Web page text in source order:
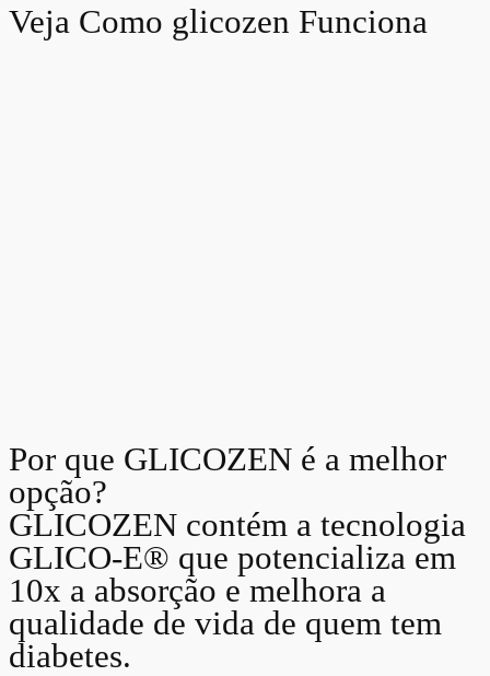
Veja Como glicozen Funciona
Por que GLICOZEN é a melhor
opção?
GLICOZEN contém a tecnologia
GLICO-E® que potencializa em
10x a absorção e melhora a
qualidade de vida de quem tem
diabetes.